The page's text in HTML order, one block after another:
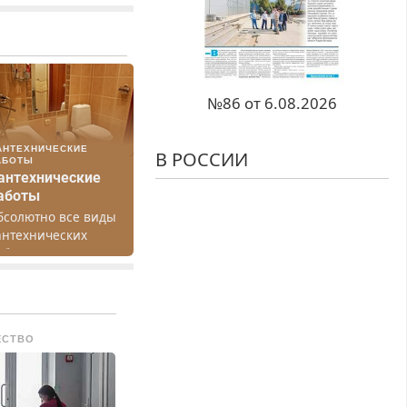
все виды
Быстро.
№86 от 6.08.2026
В РОССИИ